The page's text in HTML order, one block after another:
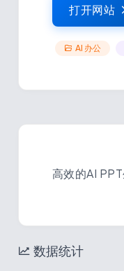
打开网站
AI 办公
高效的AI
数据统计